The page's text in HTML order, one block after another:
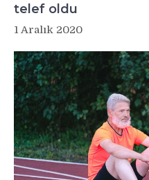
telef oldu
1 Aralık 2020